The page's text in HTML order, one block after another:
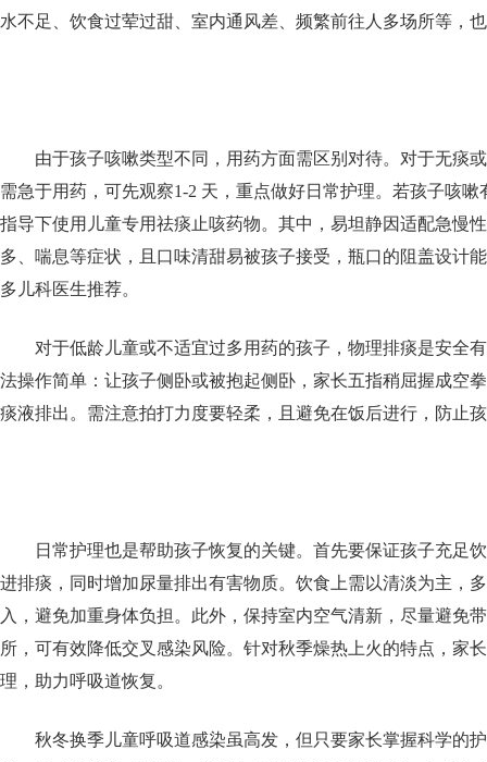
水不足、饮食过荤过甜、室内通风差、频繁前往人多场所等，
由于孩子咳嗽类型不同，用药方面需区别对待。对于无痰
需急于用药，可先观察1-2 天，重点做好日常护理。若孩子咳
指导下使用儿童专用祛痰止咳药物。其中，易坦静因适配急慢
多、喘息等症状，且口味清甜易被孩子接受，瓶口的阻盖设计
多儿科医生推荐。
对于低龄儿童或不适宜过多用药的孩子，物理排痰是安全
法操作简单：让孩子侧卧或被抱起侧卧，家长五指稍屈握成空
痰液排出。需注意拍打力度要轻柔，且避免在饭后进行，防止
日常护理也是帮助孩子恢复的关键。首先要保证孩子充足
进排痰，同时增加尿量排出有害物质。饮食上需以清淡为主，
入，避免加重身体负担。此外，保持室内空气清新，尽量避免
所，可有效降低交叉感染风险。针对秋季燥热上火的特点，家
理，助力呼吸道恢复。
秋冬换季儿童呼吸道感染虽高发，但只要家长掌握科学的